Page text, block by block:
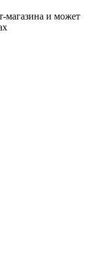
магазина и может